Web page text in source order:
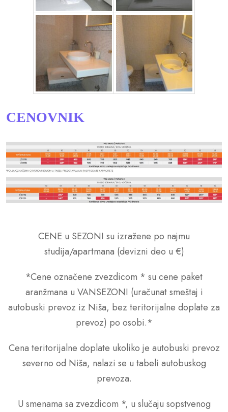
CENOVNIK
CENE u SEZONI su izražene po najmu
studija/apartmana (devizni deo u €)
*Cene označene zvezdicom * su cene paket
aranžmana u VANSEZONI (uračunat smeštaj i
autobuski prevoz iz Niša, bez teritorijalne doplate za
prevoz) po osobi.*
Cena teritorijalne doplate ukoliko je autobuski prevoz
severno od Niša, nalazi se u tabeli autobuskog
prevoza.
U smenama sa zvezdicom *, u slučaju sopstvenog